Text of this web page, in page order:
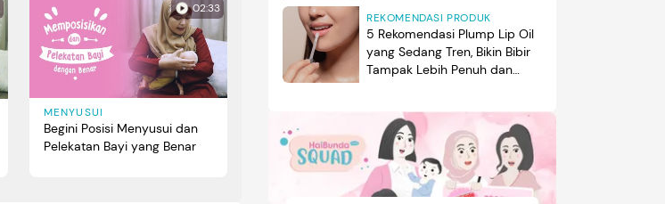
02:33
MENYUSUI
Begini Posisi Menyusui dan
Pelekatan Bayi yang Benar
REKOMENDASI PRODUK
5 Rekomendasi Plump Lip Oil
yang Sedang Tren, Bikin Bibir
Tampak Lebih Penuh dan